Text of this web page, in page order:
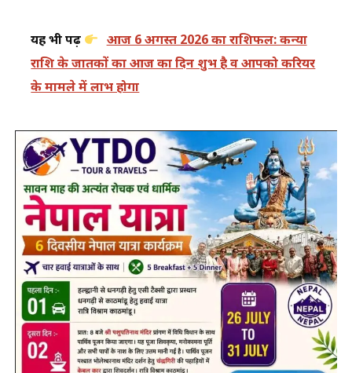
यह भी पढ़ें
आज 6 अगस्त 2026 का राशिफल: कन्या
राशि के जातकों का आज का दिन शुभ है व आपको करियर
के मामले में लाभ होगा